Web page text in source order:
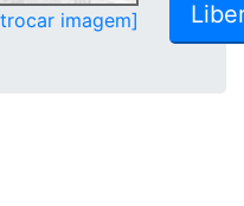
imagem]